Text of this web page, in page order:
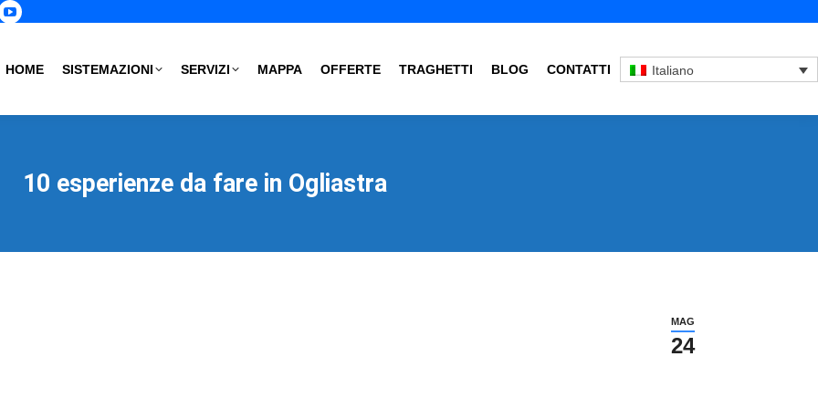
YouTube
opens
new
HOME SISTEMAZIONI SERVIZI MAPPA OFFERTE TRAGHETTI BLOG CONTATTI Italiano
10 esperienze da fare in Ogliastra
MAG
24